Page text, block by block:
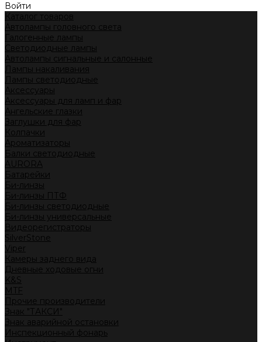
Войти
Каталог товаров
Автолампы головного света
Галогенные лампы
Светодиодные лампы
Автолампы сигнальные и салонные
Лампы накаливания
Лампы светодиодные
Аксессуары
Аксессуары для ламп и фар
Ангельские глазки
Заглушки для фар
Колпачки
Ароматизаторы
Балки светодиодные
AURORA
Батарейки
Би-линзы
Би-линзы ПТФ
Би-линзы светодиодные
Би-линзы универсальные
Видеорегистраторы
SilverStone
Viper
Камеры заднего вида
Дневные ходовые огни
K&S
MTF
Прочие производители
Знак "ТАКСИ"
Знак аварийной остановки
Инспекционный фонарь